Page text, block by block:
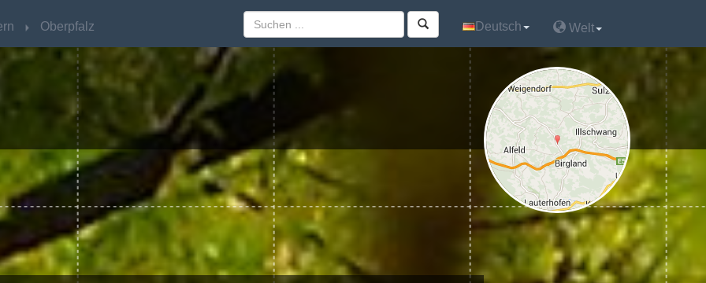
Oberpfalz Deutsch Welt
Oberpfalz Deutsch Welt